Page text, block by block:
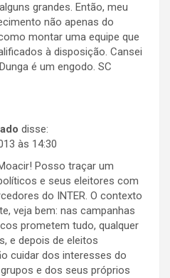
grandes. Então, meu
não apenas do
montar uma equipe que
à disposição. Cansei
é um engodo. SC
disse:
às 14:30
Posso traçar um
e seus eleitores com
do INTER. O contexto
veja bem: nas campanhas
prometem tudo, qualquer
e depois de eleitos
cuidar dos interesses do
e dos seus próprios